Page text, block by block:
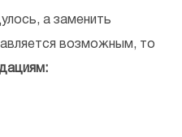
а заменить
возможным, то